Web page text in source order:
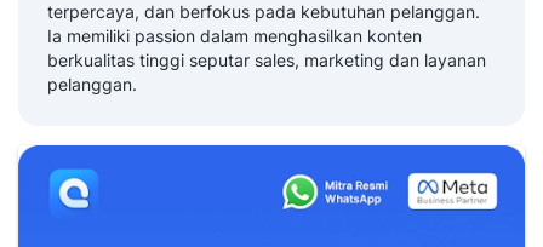
terpercaya, dan berfokus pada kebutuhan pelanggan.
Ia memiliki passion dalam menghasilkan konten
berkualitas tinggi seputar sales, marketing dan layanan
pelanggan.